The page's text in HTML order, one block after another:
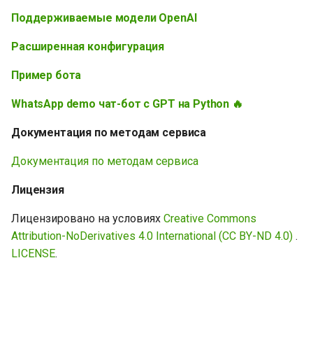
Поддерживаемые модели OpenAI
Расширенная конфигурация
Пример бота
WhatsApp demo чат-бот с GPT на Python 🔥
Документация по методам сервиса
Документация по методам сервиса
Лицензия
Лицензировано на условиях Creative Commons
Attribution-NoDerivatives 4.0 International (CC BY-ND 4.0) .
LICENSE.